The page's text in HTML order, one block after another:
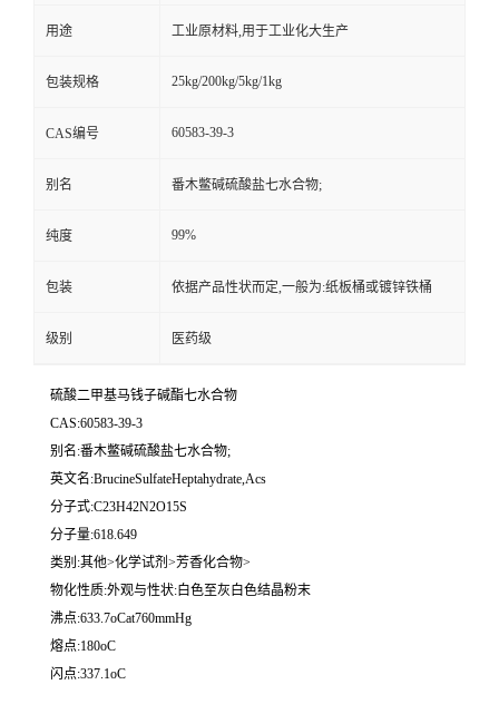
用途 工业原材料,用于工业化大生产
包装规格 25kg/200kg/5kg/1kg
CAS编号 60583-39-3
别名 番木鳖碱硫酸盐七水合物;
纯度 99%
包装 依据产品性状而定,一般为:纸板桶或镀锌铁桶
级别 医药级
硫酸二甲基马钱子碱酯七水合物
CAS:60583-39-3
别名:番木鳖碱硫酸盐七水合物;
英文名:BrucineSulfateHeptahydrate,Acs
分子式:C23H42N2O15S
分子量:618.649
类别:其他>化学试剂>芳香化合物>
物化性质:外观与性状:白色至灰白色结晶粉末
沸点:633.7oCat760mmHg
熔点:180oC
闪点:337.1oC